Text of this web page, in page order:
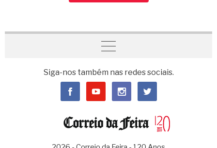
Siga-nos também nas redes sociais.